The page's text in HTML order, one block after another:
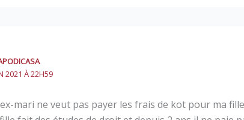
2021 À 22H59
mari ne veut pas payer les frais de kot pour ma